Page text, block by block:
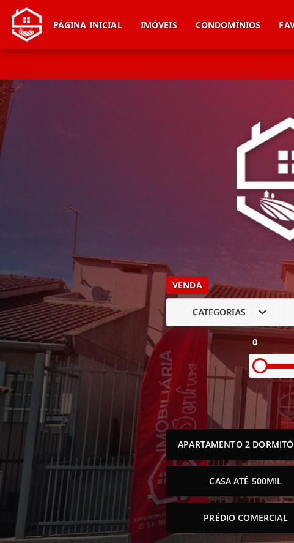
PÁGINA INICIAL IMÓVEIS CONDOMÍNIOS
VENDA
CATEGORIAS
0
APARTAMENTO 2
CASA ATÉ 500MIL
PRÉDIO COMERCIAL